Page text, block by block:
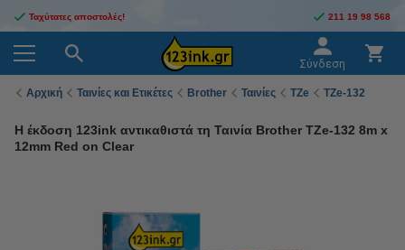
Ταχύτατες αποστολές! 211 19 98 568
Σύνδεση
Αρχική Ταινίες και Ετικέτες Brother Ταινίες TZe TZe-132
Η έκδοση 123ink αντικαθιστά τη Ταινία Brother TZe-132 8m x
12mm Red on Clear